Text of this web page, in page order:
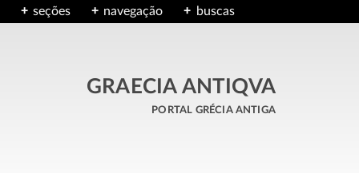
seções navegação buscas
GRAECIA ANTIQVA
portal grécia antiga